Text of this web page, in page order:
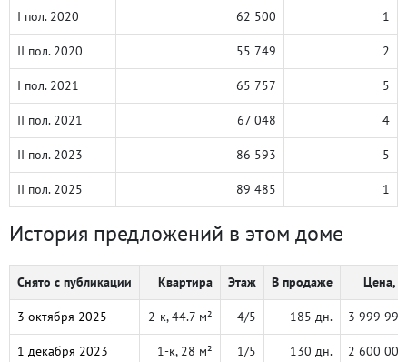
I пол. 2020 62 500 1
II пол. 2020 55 749 2
I пол. 2021 65 757 5
II пол. 2021 67 048 4
II пол. 2023 86 593 5
II пол. 2025 89 485 1
История предложений в этом доме
Снято с публикации Квартира Этаж В продаже Цена, ₽
3 октября 2025 2-к, 44.7 м² 4/5 185 дн. 3 999 999
1 декабря 2023 1-к, 28 м² 1/5 130 дн. 2 600 000